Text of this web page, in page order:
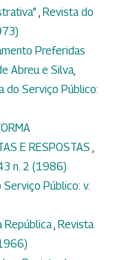
, Revista do
Preferidas
Abreu e Silva,
do Serviço Público:
E RESPOSTAS ,
n. 2 (1986)
Público: v.
República, Revista